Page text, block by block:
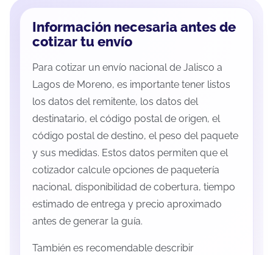
Información necesaria antes de
cotizar tu envío
Para cotizar un envío nacional de Jalisco a
Lagos de Moreno, es importante tener listos
los datos del remitente, los datos del
destinatario, el código postal de origen, el
código postal de destino, el peso del paquete
y sus medidas. Estos datos permiten que el
cotizador calcule opciones de paquetería
nacional, disponibilidad de cobertura, tiempo
estimado de entrega y precio aproximado
antes de generar la guía.
También es recomendable describir